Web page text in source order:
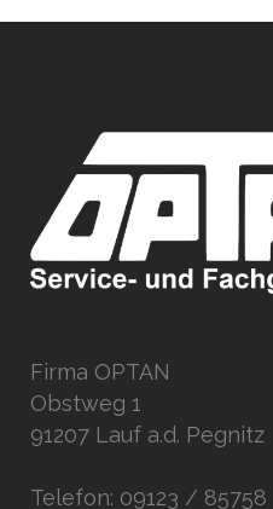
Firma OPTAN
Obstweg 1
91207 Lauf a.d. Pegnitz
Telefon: 09123 / 85758